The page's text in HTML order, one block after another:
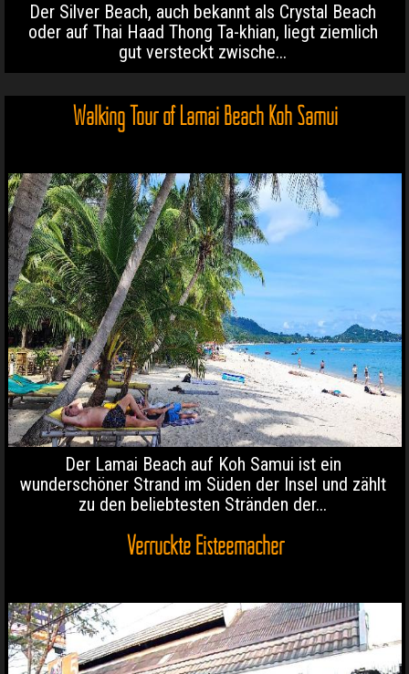
Der Silver Beach, auch bekannt als Crystal Beach
oder auf Thai Haad Thong Ta-khian, liegt ziemlich
gut versteckt zwische...
Walking Tour of Lamai Beach Koh Samui
Der Lamai Beach auf Koh Samui ist ein
wunderschöner Strand im Süden der Insel und zählt
zu den beliebtesten Stränden der...
Verrückte Eisteemacher